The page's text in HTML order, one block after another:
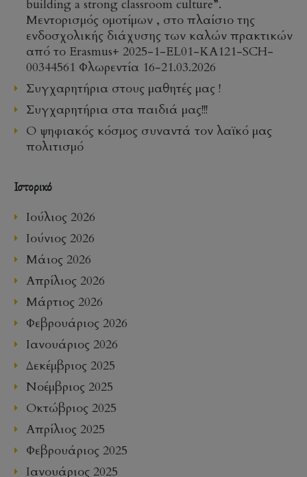
building a strong classroom culture”.
Μεντορισμός ομοτίμων , στο πλαίσιο της
ενδοσχολικής διάχυσης των καλών πρακτικών
από το Erasmus+ 2025-1-EL01-KA121-SCH-
00344561 Φλωρεντία 16-21.03.2026
Συγχαρητήρια στους μαθητές μας !
Συγχαρητήρια στα παιδιά μας!!!
Ο ψηφιακός κόσμος συναντά τον λαϊκό μας
πολιτισμό
Ιστορικό
Ιούλιος 2026
Ιούνιος 2026
Μάιος 2026
Απρίλιος 2026
Μάρτιος 2026
Φεβρουάριος 2026
Ιανουάριος 2026
Δεκέμβριος 2025
Νοέμβριος 2025
Οκτώβριος 2025
Απρίλιος 2025
Φεβρουάριος 2025
Ιανουάριος 2025